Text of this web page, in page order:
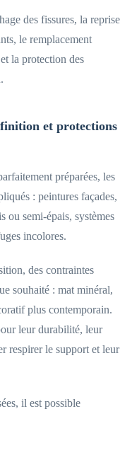
des fissures, la reprise
le remplacement
la protection des
et protections
préparées, les
: peintures façades,
ou semi-épais, systèmes
incolores.
des contraintes
souhaité : mat minéral,
plus contemporain.
leur durabilité, leur
respirer le support et leur
il est possible